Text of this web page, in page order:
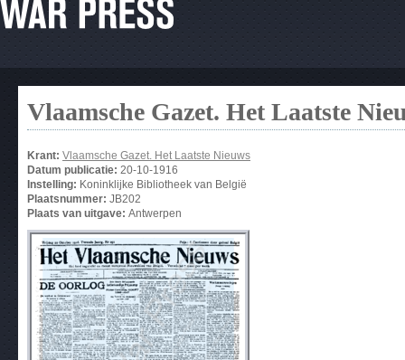
Vlaamsche Gazet. Het Laatste
Krant: Vlaamsche Gazet. Het Laatste Nieuws
Datum publicatie: 20-10-1916
Instelling: Koninklijke Bibliotheek van België
Plaatsnummer: JB202
Plaats van uitgave: Antwerpen